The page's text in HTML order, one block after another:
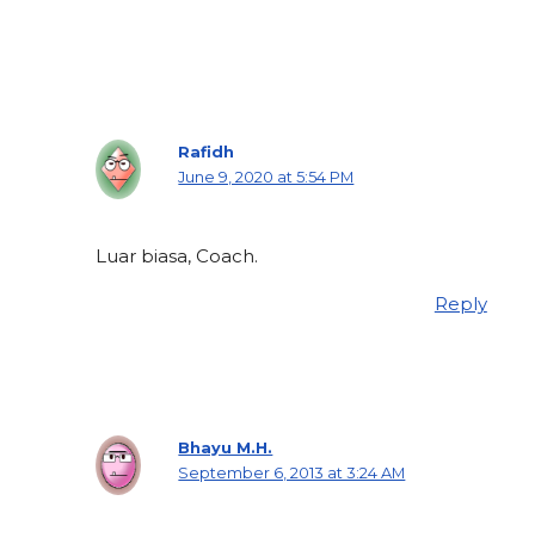
Rafidh
June 9, 2020 at 5:54 PM
Luar biasa, Coach.
Reply
Bhayu M.H.
September 6, 2013 at 3:24 AM